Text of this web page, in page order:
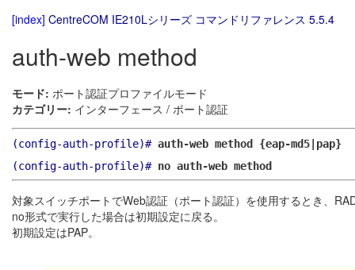
[index] CentreCOM IE210Lシリーズ コマンドリファレンス 5.5.4
auth-web method
モード: ポート認証プロファイルモード
カテゴリー: インターフェース / ポート認証
(config-auth-profile)# auth-web method {eap-md5|pap}
(config-auth-profile)# no auth-web method
対象スイッチポートでWeb認証（ポート認証）を使用するとき、
no形式で実行した場合は初期設定に戻る。
初期設定はPAP。